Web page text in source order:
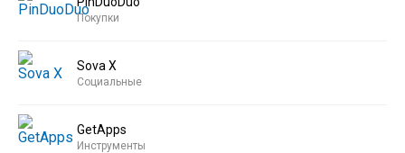
Покупки
Sova X
Социальные
GetApps
Инструменты